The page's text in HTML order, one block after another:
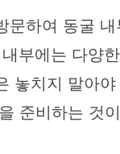
문하여 동굴
부에는 다양
놓치지 말아
준비하는 것